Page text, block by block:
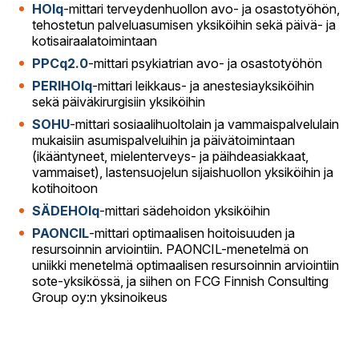
HOIq-mittari terveydenhuollon avo- ja osastotyöhön,
tehostetun palveluasumisen yksiköihin sekä päivä- ja
kotisairaalatoimintaan
PPCq2.0-mittari psykiatrian avo- ja osastotyöhön
PERIHOIq-mittari leikkaus- ja anestesiayksiköihin
sekä päiväkirurgisiin yksiköihin
SOHU-mittari sosiaalihuoltolain ja vammaispalvelulain
mukaisiin asumispalveluihin ja päivätoimintaan
(ikääntyneet, mielenterveys- ja päihdeasiakkaat,
vammaiset), lastensuojelun sijaishuollon yksiköihin ja
kotihoitoon
SÄDEHOIq-mittari sädehoidon yksiköihin
PAONCIL-mittari optimaalisen hoitoisuuden ja
resursoinnin arviointiin. PAONCIL-menetelmä on
uniikki menetelmä optimaalisen resursoinnin arviointiin
sote-yksikössä, ja siihen on FCG Finnish Consulting
Group oy:n yksinoikeus